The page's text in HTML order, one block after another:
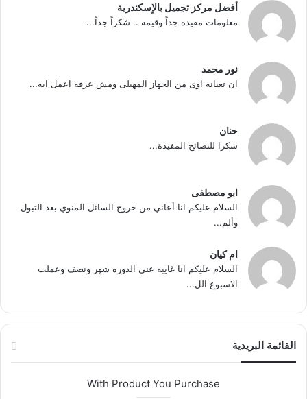
أفضل مركز تجميل بالإسكندرية
معلومات مفيدة جداً وقيمة .. شكراً جداً...
نور محمد
ان تعبانه اوى من الجهاز المهبلى ومش عرفه اعمل ايه...
حنان
شكرا للنصائح المفيدة...
ابو مصطفى
السلام عليكم انا أعاني من خروج السائل المنوي بعد التبول
وألم...
ام كيان
السلام عليكم انا غايبه عني الدوره شهر ونصف وعملت
الاسبوع الل...
القائمة البريدية
With Product You Purchase